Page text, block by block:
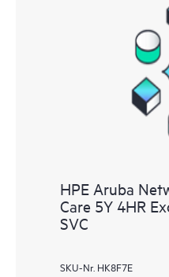
HPE Aruba
Care 5Y 4HR
SVC
SKU-Nr. HK8F7E